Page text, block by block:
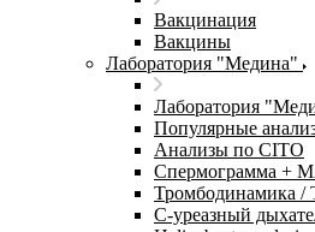
Вакцинация
Вакцины
Лаборатория "Медина"
Лаборатория
Популярные
Анализы по CITO
Спермограмма +
Тромбодинамика /
С-уреазный